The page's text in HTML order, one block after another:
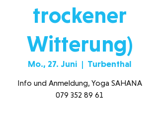
trockener
Witterung)
Mo., 27. Juni
  |
Turbenthal
Info und Anmeldung, Yoga SAHANA
079 352 89 61